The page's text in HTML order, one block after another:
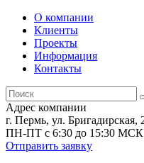
О компании
Клиенты
Проекты
Информация
Контакты
Адрес компании
г. Пермь, ул. Бригадирская,
ПН-ПТ с 6:30 до 15:30 МСК
Отправить заявку